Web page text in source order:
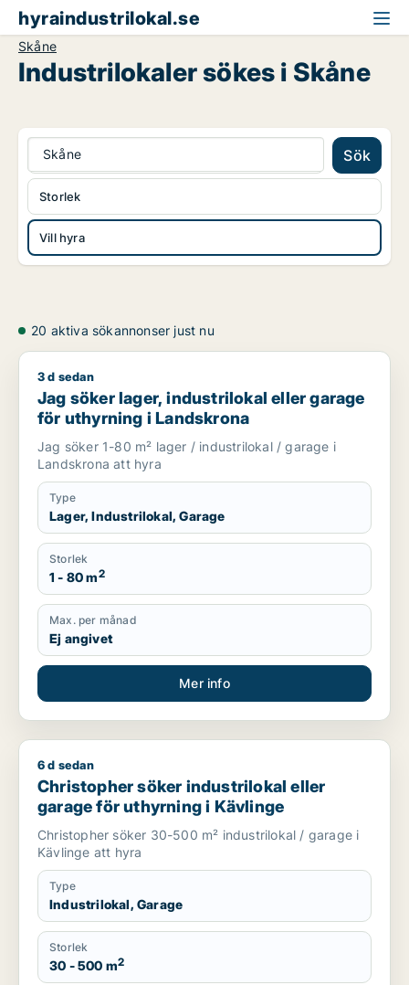
hyraindustrilokal.se
Skåne
Industrilokaler sökes i Skåne
Skåne Sök
Vill hyra
Storlek
20 aktiva sökannonser just nu
Jag söker lager, industrilokal eller garage för uthyrning i
3 d sedan
Jag söker lager, industrilokal eller garage
för uthyrning i Landskrona
Jag söker 1-80 m² lager / industrilokal / garage i
Landskrona att hyra
Type
Lager, Industrilokal, Garage
Storlek
1 - 80 m2
Max. per månad
Ej angivet
Mer info
Christopher söker industrilokal eller garage för uthyrning i
6 d sedan
Christopher söker industrilokal eller
garage för uthyrning i Kävlinge
Christopher söker 30-500 m² industrilokal / garage i
Kävlinge att hyra
Type
Industrilokal, Garage
Storlek
30 - 500 m2